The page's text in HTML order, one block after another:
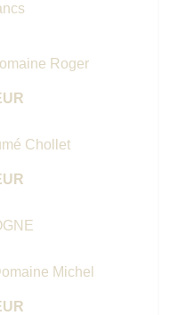
Roger
Chollet
Michel